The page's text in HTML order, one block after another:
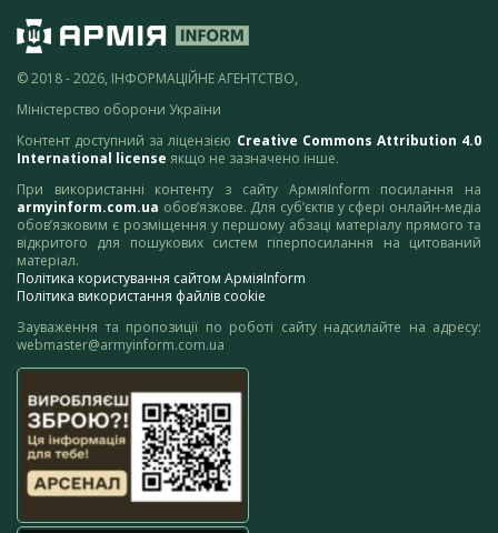
© 2018 - 2026, ІНФОРМАЦІЙНЕ АГЕНТСТВО,
Міністерство оборони України
Контент доступний за ліцензією Creative Commons Attribution 4.0
International license якщо не зазначено інше.
При використанні контенту з сайту АрміяInform посилання на
armyinform.com.ua обов’язкове. Для суб’єктів у сфері онлайн-медіа
обов’язковим є розміщення у першому абзаці матеріалу прямого та
відкритого для пошукових систем гіперпосилання на цитований
матеріал.
Політика користування сайтом АрміяInform
Політика використання файлів cookie
Зауваження та пропозиції по роботі сайту надсилайте на адресу:
webmaster@armyinform.com.ua